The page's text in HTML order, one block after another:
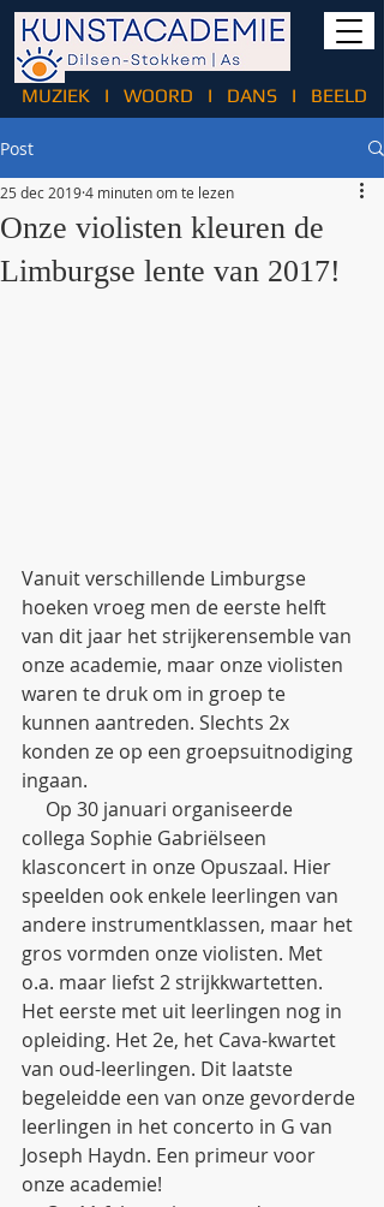
MUZIEK I WOORD I DANS I BEELD
Post
Onze violisten kleuren de
Limburgse lente van 2017!
25 dec 20194 minuten om te lezen
Vanuit verschillende Limburgse
hoeken vroeg men de eerste helft
van dit jaar het strijkerensemble van
onze academie, maar onze violisten
waren te druk om in groep te
kunnen aantreden. Slechts 2x
konden ze op een groepsuitnodiging
ingaan.
Op 30 januari organiseerde
collega Sophie Gabriëlseen
klasconcert in onze Opuszaal. Hier
speelden ook enkele leerlingen van
andere instrumentklassen, maar het
gros vormden onze violisten. Met
o.a. maar liefst 2 strijkkwartetten.
Het eerste met uit leerlingen nog in
opleiding. Het 2e, het Cava-kwartet
van oud-leerlingen. Dit laatste
begeleidde een van onze gevorderde
leerlingen in het concerto in G van
Joseph Haydn. Een primeur voor
onze academie!